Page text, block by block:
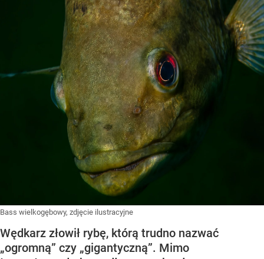
Bass wielkogębowy, zdjęcie ilustracyjne
Wędkarz złowił rybę, którą trudno nazwać
„ogromną” czy „gigantyczną”. Mimo